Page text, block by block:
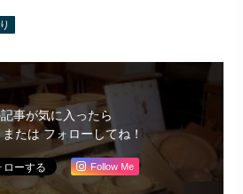
事が気に入ったら
たは フォローしてね！
Follow Me